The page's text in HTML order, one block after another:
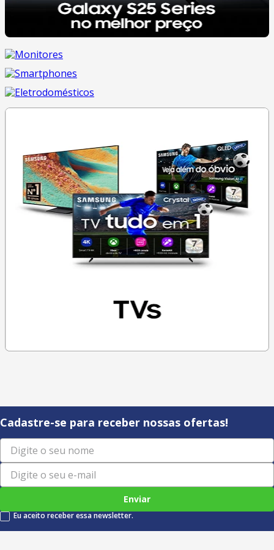
Cadastre-se para receber nossas ofertas!
Enviar
Eu aceito receber essa newsletter.